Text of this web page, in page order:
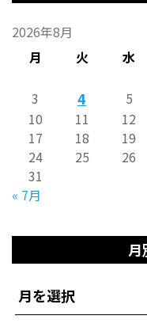
2026年8月
月
火 水
« 7月
3 4 5
10
11 12
17
18 19
24
25 26
31
月